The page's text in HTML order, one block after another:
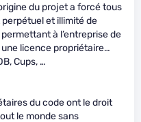
du projet a forcé tous
et illimité de
à l’entreprise de
licence propriétaire…
Cups, …
du code ont le droit
le monde sans